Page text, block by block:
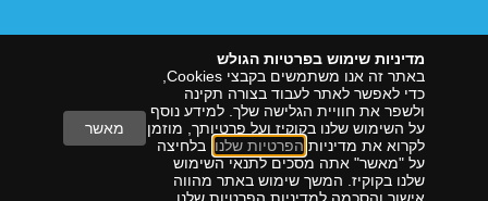
הראל דיגיטלשיווק עם תוצאות
מדיניות שימוש בפרטיות הגולש
כדי לאפשר לאתר לעבוד בצורה תקינה
ולשפר את חוויית הגלישה שלך. למידע נוסף
על השימוש שלנו בקוקיז ועל פרטיותך, מוזמן
לקרוא את מדיניות הפרטיות שלנו . בלחיצה
על "מאשר" אתה מסכים לתנאי השימוש
שלנו בקוקיז. המשך שימוש באתר מהווה
מאשר